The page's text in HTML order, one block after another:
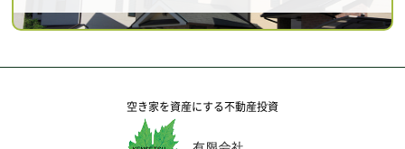
空き家を資産にする不動産投資